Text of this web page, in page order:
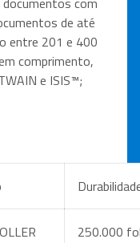
de até
entre 201 e 400
comprimento,
e ISIS™;
250.000